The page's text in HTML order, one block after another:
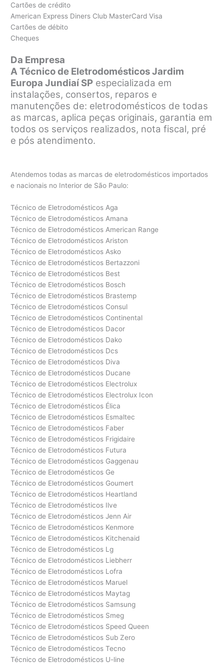
Cartões de crédito
American Express Diners Club MasterCard Visa
Cartões de débito
Cheques
Da Empresa
A Técnico de Eletrodomésticos Jardim
Europa Jundiaí SP especializada em
instalações, consertos, reparos e
manutenções de: eletrodomésticos de todas
as marcas, aplica peças originais, garantia em
todos os serviços realizados, nota fiscal, pré
e pós atendimento.
Atendemos todas as marcas de eletrodomésticos importados
e nacionais no Interior de São Paulo:
Técnico de Eletrodomésticos Aga
Técnico de Eletrodomésticos Amana
Técnico de Eletrodomésticos American Range
Técnico de Eletrodomésticos Ariston
Técnico de Eletrodomésticos Asko
Técnico de Eletrodomésticos Bertazzoni
Técnico de Eletrodomésticos Best
Técnico de Eletrodomésticos Bosch
Técnico de Eletrodomésticos Brastemp
Técnico de Eletrodomésticos Consul
Técnico de Eletrodomésticos Continental
Técnico de Eletrodomésticos Dacor
Técnico de Eletrodomésticos Dako
Técnico de Eletrodomésticos Dcs
Técnico de Eletrodomésticos Diva
Técnico de Eletrodomésticos Ducane
Técnico de Eletrodomésticos Electrolux
Técnico de Eletrodomésticos Electrolux Icon
Técnico de Eletrodomésticos Élica
Técnico de Eletrodomésticos Esmaltec
Técnico de Eletrodomésticos Faber
Técnico de Eletrodomésticos Frigidaire
Técnico de Eletrodomésticos Futura
Técnico de Eletrodomésticos Gaggenau
Técnico de Eletrodomésticos Ge
Técnico de Eletrodomésticos Goumert
Técnico de Eletrodomésticos Heartland
Técnico de Eletrodomésticos Ilve
Técnico de Eletrodomésticos Jenn Air
Técnico de Eletrodomésticos Kenmore
Técnico de Eletrodomésticos Kitchenaid
Técnico de Eletrodomésticos Lg
Técnico de Eletrodomésticos Liebherr
Técnico de Eletrodomésticos Lofra
Técnico de Eletrodomésticos Maruel
Técnico de Eletrodomésticos Maytag
Técnico de Eletrodomésticos Samsung
Técnico de Eletrodomésticos Smeg
Técnico de Eletrodomésticos Speed Queen
Técnico de Eletrodomésticos Sub Zero
Técnico de Eletrodomésticos Tecno
Técnico de Eletrodomésticos U-line